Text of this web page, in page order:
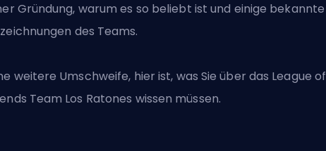
Gründung, warum es so beliebt ist und einige bekannte
des Teams.
weitere Umschweife, hier ist, was Sie über das League of
Team Los Ratones wissen müssen.